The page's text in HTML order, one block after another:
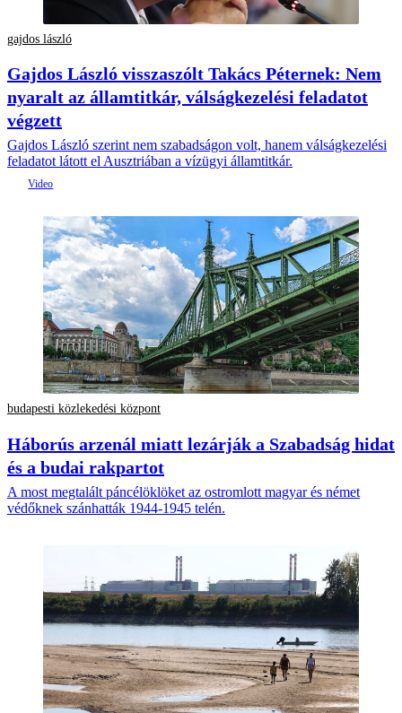
gajdos lászló
Gajdos László visszaszólt Takács Péternek: Nem
nyaralt az államtitkár, válságkezelési feladatot
végzett
Gajdos László szerint nem szabadságon volt, hanem válságkezelési
feladatot látott el Ausztriában a vízügyi államtitkár.
budapesti közlekedési központ
Háborús arzenál miatt lezárják a Szabadság hidat
és a budai rakpartot
A most megtalált páncélöklöket az ostromlott magyar és német
védőknek szánhatták 1944-1945 telén.